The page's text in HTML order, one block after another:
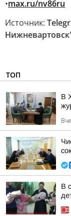
•max.ru/nv86ru
Источник:
ТОП
В
В